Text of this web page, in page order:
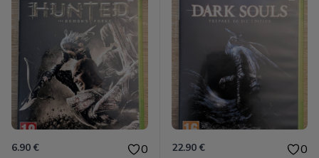
6.90 € 0 22.90 € 0